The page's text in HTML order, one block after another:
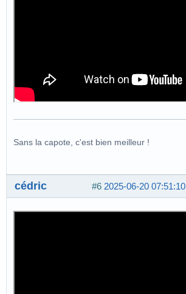
Sans la capote, c'est bien meilleur !
#6 2025-06-20 07:51:10
cédric